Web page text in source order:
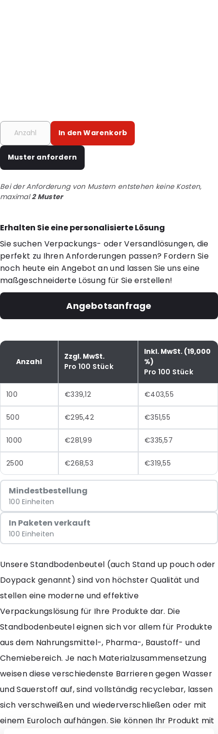
In den Warenkorb
Muster anfordern
Bei der Anforderung von Mustern entstehen keine Kosten,
maximal2 Muster
Erhalten Sie eine personalisierte Lösung
Sie suchen Verpackungs- oder Versandlösungen, die
perfekt zu Ihren Anforderungen passen? Fordern Sie
noch heute ein Angebot an und lassen Sie uns eine
maßgeschneiderte Lösung für Sie erstellen!
Angebotsanfrage
Anzahl
Zzgl. MwSt.
Pro 100 Stück
Inkl. MwSt. (19,000
%)
Pro 100 Stück
100 €339,12 €403,55
500 €295,42 €351,55
1000 €281,99 €335,57
2500 €268,53 €319,55
Mindestbestellung
100 Einheiten
In Paketen verkauft
100 Einheiten
Unsere Standbodenbeutel (auch Stand up pouch oder
Doypack genannt) sind von höchster Qualität und
stellen eine moderne und effektive
Verpackungslösung für Ihre Produkte dar. Die
Standbodenbeutel eignen sich vor allem für Produkte
aus dem Nahrungsmittel-, Pharma-, Baustoff- und
Chemiebereich. Je nach Materialzusammensetzung
weisen diese verschiedenste Barrieren gegen Wasser
und Sauerstoff auf, sind vollständig recyclebar, lassen
sich verschweißen und wiederverschließen oder mit
einem Euroloch aufhängen. Sie können Ihr Produkt mit